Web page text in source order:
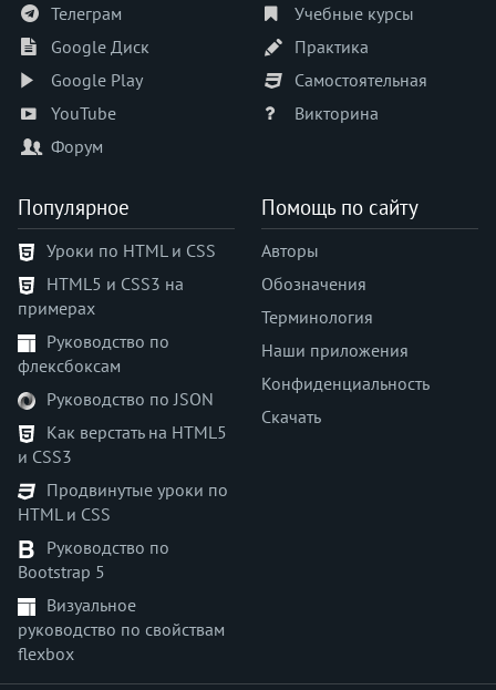
Телеграм
Google Диск
Google Play
YouTube
Форум
Учебные курсы
Практика
Самостоятельная
Викторина
Популярное
Уроки по HTML и CSS
HTML5 и CSS3 на
примерах
Руководство по
флексбоксам
Руководство по JSON
Как верстать на HTML5
и CSS3
Продвинутые уроки по
HTML и CSS
Руководство по
Bootstrap 5
Визуальное
руководство по свойствам
flexbox
Помощь по сайту
Авторы
Обозначения
Терминология
Наши приложения
Конфиденциальность
Скачать